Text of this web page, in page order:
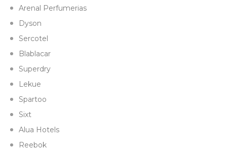
Arenal Perfumerias
Dyson
Sercotel
Blablacar
Superdry
Lekue
Spartoo
Sixt
Alua Hotels
Reebok